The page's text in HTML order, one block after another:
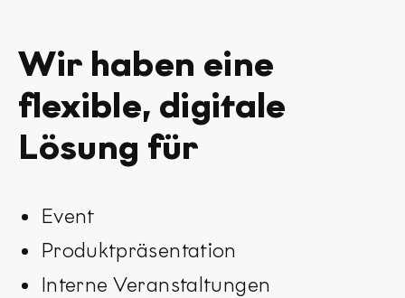
Wir haben eine
flexible, digitale
Lösung für
Event
Produktpräsentation
Interne Veranstaltungen